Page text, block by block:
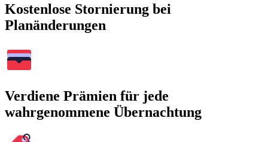
Kostenlose Stornierung bei
Planänderungen
Verdiene Prämien für jede
wahrgenommene Übernachtung